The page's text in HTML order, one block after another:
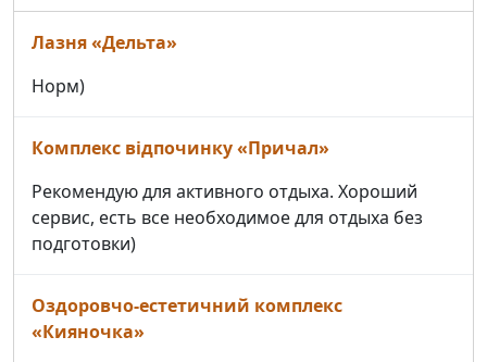
Лазня «Дельта»
Норм)
Комплекс відпочинку «Причал»
Рекомендую для активного отдыха. Хороший
сервис, есть все необходимое для отдыха без
подготовки)
Оздоровчо-естетичний комплекс
«Кияночка»